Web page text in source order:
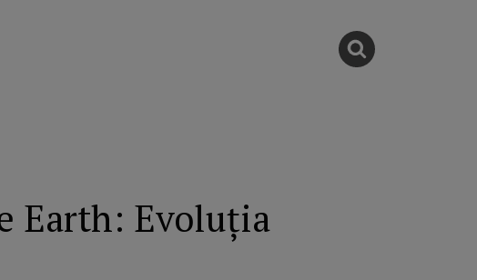
Earth: Evoluția